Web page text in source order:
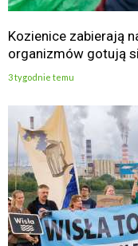
Kozienice zabierają
organizmów gotują
3 tygodnie temu